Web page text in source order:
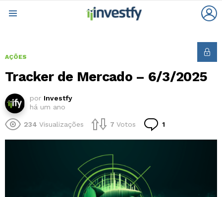
AÇÕES
Tracker de Mercado – 6/3/2025
por Investfy
há um ano
234 Visualizações 7 Votos 1